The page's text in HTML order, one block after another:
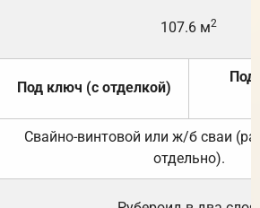
107.6 м2
Под ключ (с отделкой)
Под
Свайно-винтовой или ж/б сваи
отдельно).